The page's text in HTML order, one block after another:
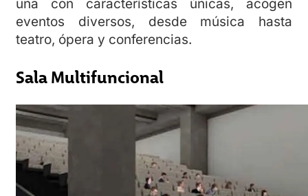
una con características únicas, acogen
eventos diversos, desde música hasta
teatro, ópera y conferencias.
Sala Multifuncional